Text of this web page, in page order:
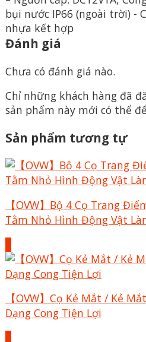
bụi nước IP66 (ngoài trời) -
nhựa kết hợp
Đánh giá
Chưa có đánh giá nào.
Chỉ những khách hàng đã
sản phẩm này mới có thể
Sản phẩm tương tự
【OVW】Bộ 4 Cọ Trang
Tằm Nhỏ Hình Động Vật
【OVW】Cọ Kẻ Mắt / Kẻ
Dạng Cong Tiện Lợi